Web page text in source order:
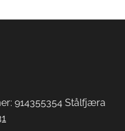
914355354 Stålfjæra